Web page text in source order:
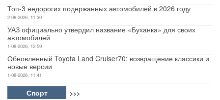
Топ-3 недорогих подержанных автомобилей в 2026 году
2-08-2026, 11:30
УАЗ официально утвердил название «Буханка» для своих
автомобилей
1-08-2026, 12:59
Обновленный Toyota Land Cruiser70: возвращение классики и
новые версии
1-08-2026, 11:41
Спорт >>>